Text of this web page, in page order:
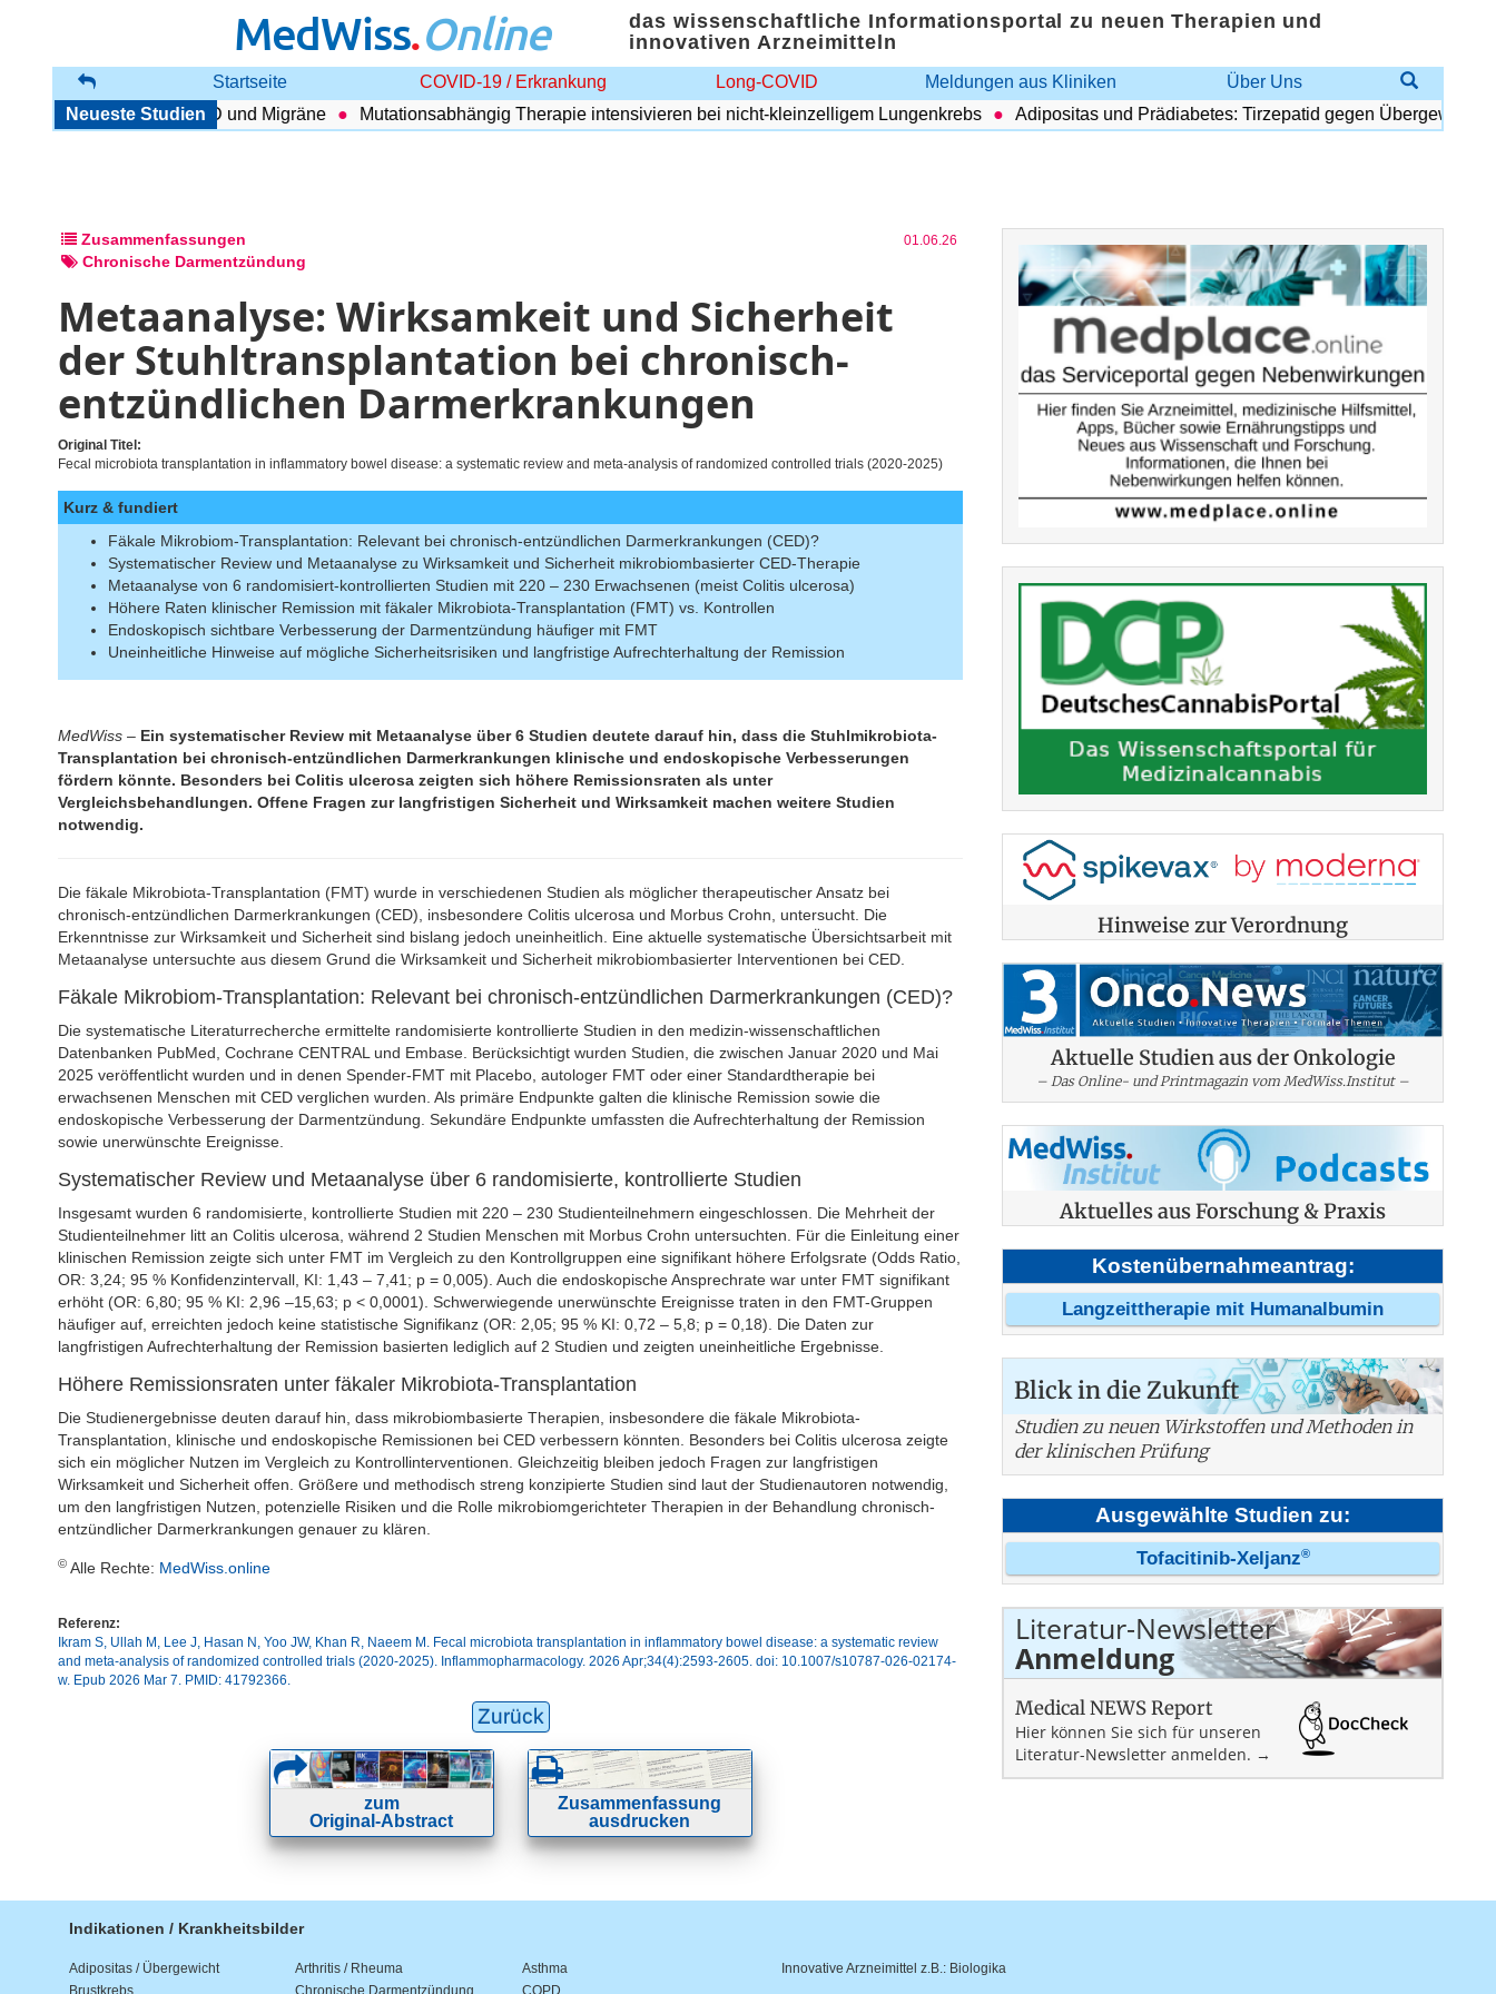
MedWiss.Online
das wissenschaftliche Informationsportal zu neuen Therapien und
innovativen Arzneimitteln
Startseite COVID-19 / Erkrankung Long-COVID Meldungen aus Kliniken
Über Uns
Neueste Studien
zwischen COPD und Migräne Mutationsabhängig Therapie intensivieren bei nicht-kleinzelligem Lungenkrebs Adipositas und Prädiabetes: Tirzepatid gegen Übergewicht und
Zusammenfassungen 01.06.26
Chronische Darmentzündung
Metaanalyse: Wirksamkeit und Sicherheit
der Stuhltransplantation bei chronisch-
entzündlichen Darmerkrankungen
Original Titel:
Fecal microbiota transplantation in inflammatory bowel disease: a systematic review and meta-analysis of randomized controlled trials (2020-2025)
Kurz & fundiert
Fäkale Mikrobiom-Transplantation: Relevant bei chronisch-entzündlichen Darmerkrankungen (CED)?
Systematischer Review und Metaanalyse zu Wirksamkeit und Sicherheit mikrobiombasierter CED-Therapie
Metaanalyse von 6 randomisiert-kontrollierten Studien mit 220 – 230 Erwachsenen (meist Colitis ulcerosa)
Höhere Raten klinischer Remission mit fäkaler Mikrobiota-Transplantation (FMT) vs. Kontrollen
Endoskopisch sichtbare Verbesserung der Darmentzündung häufiger mit FMT
Uneinheitliche Hinweise auf mögliche Sicherheitsrisiken und langfristige Aufrechterhaltung der Remission
MedWiss – Ein systematischer Review mit Metaanalyse über 6 Studien deutete darauf hin, dass die Stuhlmikrobiota-
Transplantation bei chronisch-entzündlichen Darmerkrankungen klinische und endoskopische Verbesserungen
fördern könnte. Besonders bei Colitis ulcerosa zeigten sich höhere Remissionsraten als unter
Vergleichsbehandlungen. Offene Fragen zur langfristigen Sicherheit und Wirksamkeit machen weitere Studien
notwendig.
Die fäkale Mikrobiota-Transplantation (FMT) wurde in verschiedenen Studien als möglicher therapeutischer Ansatz bei
chronisch-entzündlichen Darmerkrankungen (CED), insbesondere Colitis ulcerosa und Morbus Crohn, untersucht. Die
Erkenntnisse zur Wirksamkeit und Sicherheit sind bislang jedoch uneinheitlich. Eine aktuelle systematische Übersichtsarbeit mit
Metaanalyse untersuchte aus diesem Grund die Wirksamkeit und Sicherheit mikrobiombasierter Interventionen bei CED.
Fäkale Mikrobiom-Transplantation: Relevant bei chronisch-entzündlichen Darmerkrankungen (CED)?
Die systematische Literaturrecherche ermittelte randomisierte kontrollierte Studien in den medizin-wissenschaftlichen
Datenbanken PubMed, Cochrane CENTRAL und Embase. Berücksichtigt wurden Studien, die zwischen Januar 2020 und Mai
2025 veröffentlicht wurden und in denen Spender-FMT mit Placebo, autologer FMT oder einer Standardtherapie bei
erwachsenen Menschen mit CED verglichen wurden. Als primäre Endpunkte galten die klinische Remission sowie die
endoskopische Verbesserung der Darmentzündung. Sekundäre Endpunkte umfassten die Aufrechterhaltung der Remission
sowie unerwünschte Ereignisse.
Systematischer Review und Metaanalyse über 6 randomisierte, kontrollierte Studien
Insgesamt wurden 6 randomisierte, kontrollierte Studien mit 220 – 230 Studienteilnehmern eingeschlossen. Die Mehrheit der
Studienteilnehmer litt an Colitis ulcerosa, während 2 Studien Menschen mit Morbus Crohn untersuchten. Für die Einleitung einer
klinischen Remission zeigte sich unter FMT im Vergleich zu den Kontrollgruppen eine signifikant höhere Erfolgsrate (Odds Ratio,
OR: 3,24; 95 % Konfidenzintervall, KI: 1,43 – 7,41; p = 0,005). Auch die endoskopische Ansprechrate war unter FMT signifikant
erhöht (OR: 6,80; 95 % KI: 2,96 –15,63; p < 0,0001). Schwerwiegende unerwünschte Ereignisse traten in den FMT-Gruppen
häufiger auf, erreichten jedoch keine statistische Signifikanz (OR: 2,05; 95 % KI: 0,72 – 5,8; p = 0,18). Die Daten zur
langfristigen Aufrechterhaltung der Remission basierten lediglich auf 2 Studien und zeigten uneinheitliche Ergebnisse.
Höhere Remissionsraten unter fäkaler Mikrobiota-Transplantation
Die Studienergebnisse deuten darauf hin, dass mikrobiombasierte Therapien, insbesondere die fäkale Mikrobiota-
Transplantation, klinische und endoskopische Remissionen bei CED verbessern könnten. Besonders bei Colitis ulcerosa zeigte
sich ein möglicher Nutzen im Vergleich zu Kontrollinterventionen. Gleichzeitig bleiben jedoch Fragen zur langfristigen
Wirksamkeit und Sicherheit offen. Größere und methodisch streng konzipierte Studien sind laut der Studienautoren notwendig,
um den langfristigen Nutzen, potenzielle Risiken und die Rolle mikrobiomgerichteter Therapien in der Behandlung chronisch-
entzündlicher Darmerkrankungen genauer zu klären.
© Alle Rechte: MedWiss.online
Referenz:
Ikram S, Ullah M, Lee J, Hasan N, Yoo JW, Khan R, Naeem M. Fecal microbiota transplantation in inflammatory bowel disease: a systematic review
and meta-analysis of randomized controlled trials (2020-2025). Inflammopharmacology. 2026 Apr;34(4):2593-2605. doi: 10.1007/s10787-026-02174-
w. Epub 2026 Mar 7. PMID: 41792366.
Zurück
zum
Original-Abstract
Zusammenfassung
ausdrucken
Hinweise zur Verordnung
Aktuelle Studien aus der Onkologie
– Das Online- und Printmagazin vom MedWiss.Institut –
Aktuelles aus Forschung & Praxis
Kostenübernahmeantrag:
Langzeittherapie mit Humanalbumin
Blick in die Zukunft
Studien zu neuen Wirkstoffen und Methoden in
der klinischen Prüfung
Ausgewählte Studien zu:
Tofacitinib-Xeljanz®
Literatur-Newsletter
Anmeldung
Medical NEWS Report
Hier können Sie sich für unseren
Literatur-Newsletter anmelden. →
Indikationen / Krankheitsbilder
Adipositas / Übergewicht Arthritis / Rheuma
Asthma
Brustkrebs
Chronische Darmentzündung COPD
Innovative Arzneimittel z.B.: Biologika